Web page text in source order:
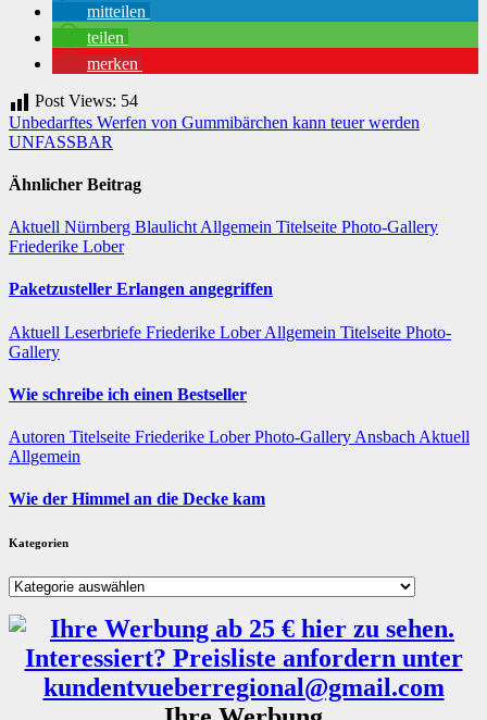
mitteilen
teilen
merken
Post Views: 54
Beitragsnavigation
Unbedarftes Werfen von Gummibärchen kann teuer werden
UNFASSBAR
Ähnlicher Beitrag
Aktuell Nürnberg Blaulicht Allgemein Titelseite Photo-Gallery
Friederike Lober
Paketzusteller Erlangen angegriffen
Aktuell Leserbriefe Friederike LoberAllgemein Titelseite Photo-
Gallery
Wie schreibe ich einen Bestseller
Autoren Titelseite Friederike LoberPhoto-Gallery Ansbach Aktuell
Allgemein
Wie der Himmel an die Decke kam
Kategorien
Kategorien